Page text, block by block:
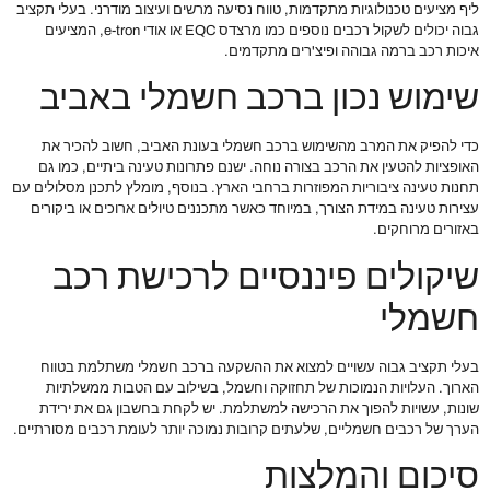
ליף מציעים טכנולוגיות מתקדמות, טווח נסיעה מרשים ועיצוב מודרני. בעלי תקציב
גבוה יכולים לשקול רכבים נוספים כמו מרצדס EQC או אודי e-tron, המציעים
איכות רכב ברמה גבוהה ופיצ'רים מתקדמים.
שימוש נכון ברכב חשמלי באביב
כדי להפיק את המרב מהשימוש ברכב חשמלי בעונת האביב, חשוב להכיר את
האופציות להטעין את הרכב בצורה נוחה. ישנם פתרונות טעינה ביתיים, כמו גם
תחנות טעינה ציבוריות המפוזרות ברחבי הארץ. בנוסף, מומלץ לתכנן מסלולים עם
עצירות טעינה במידת הצורך, במיוחד כאשר מתכננים טיולים ארוכים או ביקורים
באזורים מרוחקים.
שיקולים פיננסיים לרכישת רכב
חשמלי
בעלי תקציב גבוה עשויים למצוא את ההשקעה ברכב חשמלי משתלמת בטווח
הארוך. העלויות הנמוכות של תחזוקה וחשמל, בשילוב עם הטבות ממשלתיות
שונות, עשויות להפוך את הרכישה למשתלמת. יש לקחת בחשבון גם את ירידת
הערך של רכבים חשמליים, שלעתים קרובות נמוכה יותר לעומת רכבים מסורתיים.
סיכום והמלצות